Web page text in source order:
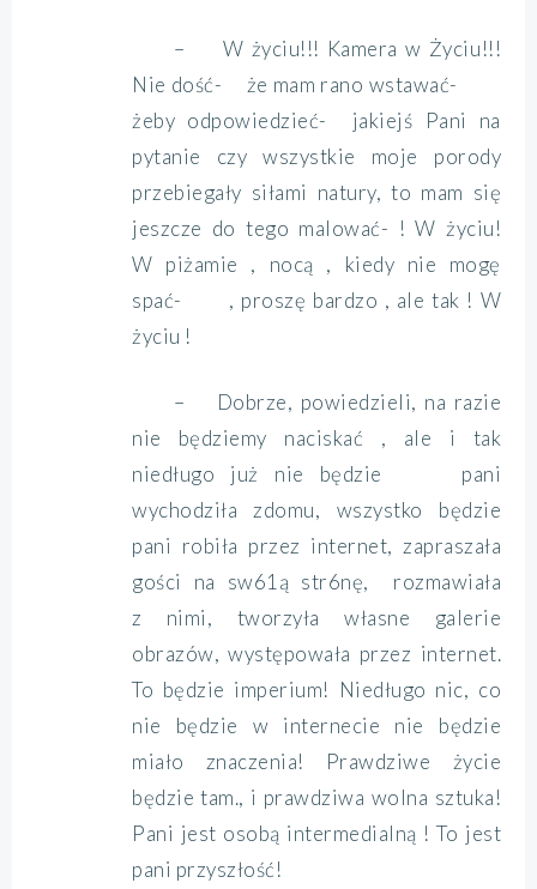
– W życiu!!! Kamera w Życiu!!!
Nie dość- że mam rano wstawać-
żeby odpowiedzieć- jakiejś Pani na
pytanie czy wszystkie moje porody
przebiegały siłami natury, to mam się
jeszcze do tego malować- ! W życiu!
W piżamie , nocą , kiedy nie mogę
spać- , proszę bardzo , ale tak ! W
życiu !
– Dobrze, powiedzieli, na razie
nie będziemy naciskać , ale i tak
niedługo już nie będzie pani
wychodziła zdomu, wszystko będzie
pani robiła przez internet, zapraszała
gości na sw61ą str6nę, rozmawiała
z nimi, tworzyła własne galerie
obrazów, występowała przez internet.
To będzie imperium! Niedługo nic, co
nie będzie w internecie nie będzie
miało znaczenia! Prawdziwe życie
będzie tam., i prawdziwa wolna sztuka!
Pani jest osobą intermedialną ! To jest
pani przyszłość!